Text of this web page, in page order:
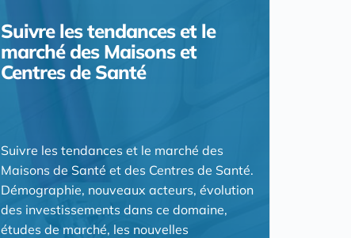
Suivre les tendances et le
marché des Maisons et
Centres de Santé
Suivre les tendances et le marché des
Maisons de Santé et des Centres de Santé.
Démographie, nouveaux acteurs, évolution
des investissements dans ce domaine,
études de marché, les nouvelles